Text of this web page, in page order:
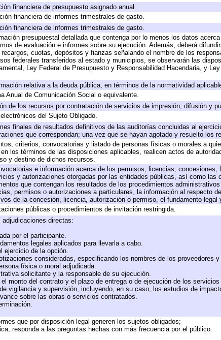
financiera de presupuesto asignado anual.
financiera de informes trimestrales de gasto.
financiera de informes trimestrales de gasto.
presupuestal detallada que contenga por lo menos los datos
de evaluación e informes sobre su ejecución. Además, deberá
cuotas, depósitos y fianzas señalando el nombre de los
federales transferidos al estado y municipios, se observarán las
Ley Federal de Presupuesto y Responsabilidad Hacendaria, y
relativa a la deuda pública, en términos de la normatividad
Anual de Comunicación Social o equivalente.
de los recursos por contratación de servicios de impresión, difusión y
del Sujeto Obligado.
finales de resultados definitivos de las auditorías concluidas al
que correspondan; una vez que se hayan agotado y resuelto los
criterios, convocatorias y listado de personas físicas o morales a
los términos de las disposiciones aplicables, realicen actos de
y destino de dichos recursos.
e información acerca de los permisos, licencias, concesiones,
y autorizaciones otorgadas por las entidades públicas, así como las
que contengan los resultados de los procedimientos
permisos o autorizaciones a particulares, la información al respecto
de la concesión, licencia, autorización o permiso, el fundamento legal
públicas o procedimientos de invitación restringida.
directas:
por el participante.
legales aplicados para llevarla a cabo.
ejercicio de la opción.
consideradas, especificando los nombres de los proveedores
física o moral adjudicada.
solicitante y la responsable de su ejecución.
monto del contrato y el plazo de entrega o de ejecución de los servicios
vigilancia y supervisión, incluyendo, en su caso, los estudios de
sobre las obras o servicios contratados.
que por disposición legal generen los sujetos obligados;
responda a las preguntas hechas con más frecuencia por el público.